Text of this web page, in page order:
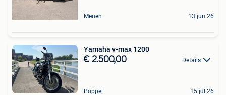
Menen 13 jun 26
Yamaha v-max 1200
€ 2.500,00 Details
Poppel 15 jul 26